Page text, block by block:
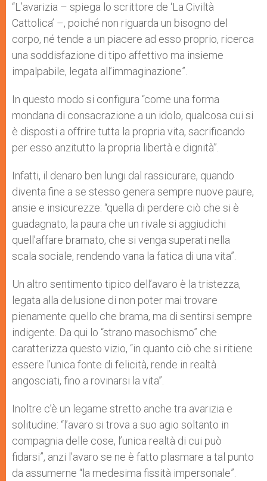
“L’avarizia – spiega lo scrittore de ‘La Civiltà
Cattolica’ –, poiché non riguarda un bisogno del
corpo, né tende a un piacere ad esso proprio, ricerca
una soddisfazione di tipo affettivo ma insieme
impalpabile, legata all’immaginazione”.
In questo modo si configura “come una forma
mondana di consacrazione a un idolo, qualcosa cui si
è disposti a offrire tutta la propria vita, sacrificando
per esso anzitutto la propria libertà e dignità”.
Infatti, il denaro ben lungi dal rassicurare, quando
diventa fine a se stesso genera sempre nuove paure,
ansie e insicurezze: “quella di perdere ciò che si è
guadagnato, la paura che un rivale si aggiudichi
quell’affare bramato, che si venga superati nella
scala sociale, rendendo vana la fatica di una vita”.
Un altro sentimento tipico dell’avaro è la tristezza,
legata alla delusione di non poter mai trovare
pienamente quello che brama, ma di sentirsi sempre
indigente. Da qui lo “strano masochismo” che
caratterizza questo vizio, “in quanto ciò che si ritiene
essere l’unica fonte di felicità, rende in realtà
angosciati, fino a rovinarsi la vita”.
Inoltre c’è un legame stretto anche tra avarizia e
solitudine: “l’avaro si trova a suo agio soltanto in
compagnia delle cose, l’unica realtà di cui può
fidarsi”, anzi l’avaro se ne è fatto plasmare a tal punto
da assumerne “la medesima fissità impersonale”.